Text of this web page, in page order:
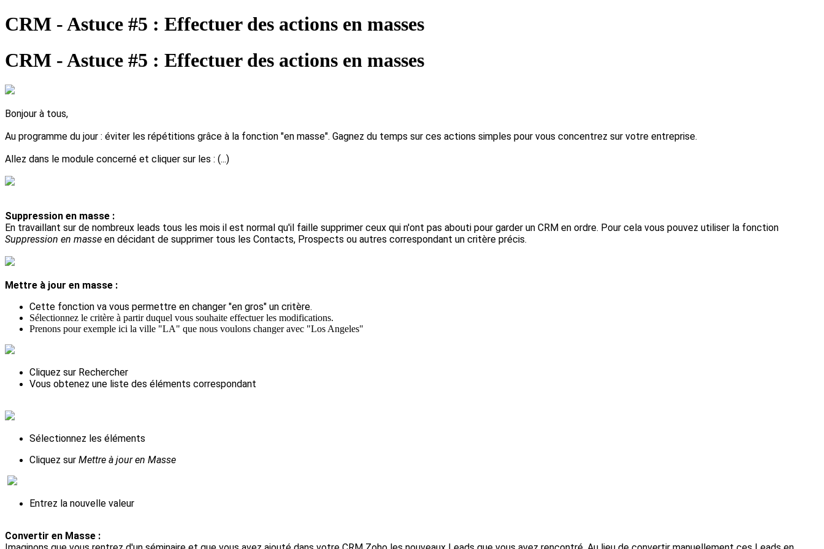
CRM - Astuce #5 : Effectuer des actions en masses
CRM - Astuce #5 : Effectuer des actions en masses
Bonjour à tous,
Au programme du jour : éviter les répétitions grâce à la fonction "en masse". Gagnez du temps sur ces actions simples pour vous concentrez sur votre entreprise.
Allez dans le module concerné et cliquer sur les : (...)
Suppression en masse :
En travaillant sur de nombreux leads tous les mois il est normal qu'il faille supprimer ceux qui n'ont pas abouti pour garder un CRM en ordre. Pour cela vous pouvez utiliser la fonction
Suppression en masse en décidant de supprimer tous les Contacts, Prospects ou autres correspondant un critère précis.
Mettre à jour en masse :
Cette fonction va vous permettre en changer "en gros" un critère.
Sélectionnez le critère à partir duquel vous souhaite effectuer les modifications.
Prenons pour exemple ici la ville "LA" que nous voulons changer avec "Los Angeles"
Cliquez sur Rechercher
Vous obtenez une liste des éléments correspondant
Sélectionnez les éléments
Cliquez sur Mettre à jour en Masse
Entrez la nouvelle valeur
Convertir en Masse :